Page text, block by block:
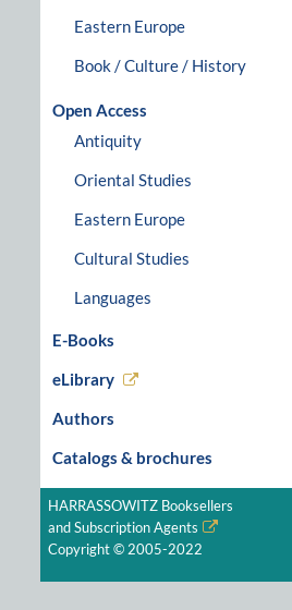
Eastern Europe
Book / Culture / History
Open Access
Antiquity
Oriental Studies
Eastern Europe
Cultural Studies
Languages
E-Books
eLibrary
Authors
Catalogs & brochures
HARRASSOWITZ Booksellers
and Subscription Agents
Copyright © 2005-2022